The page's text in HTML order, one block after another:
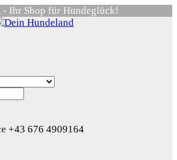
- Ihr Shop für Hundeglück!
+43 676 4909164